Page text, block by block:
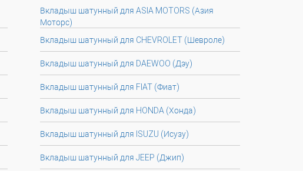
Вкладыш шатунный для ASIA MOTORS (Азия
Моторс)
Вкладыш шатунный для CHEVROLET (Шевроле)
Вкладыш шатунный для DAEWOO (Дэу)
Вкладыш шатунный для FIAT (Фиат)
Вкладыш шатунный для HONDA (Хонда)
Вкладыш шатунный для ISUZU (Исузу)
Вкладыш шатунный для JEEP (Джип)